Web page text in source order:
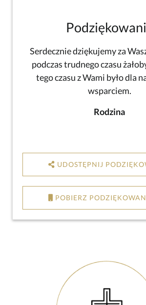
Serdecznie dziękujemy za
podczas trudnego czasu
tego czasu z Wami było dla
wsparciem.
Rodzina
UDOSTĘPNIJ
POBIERZ